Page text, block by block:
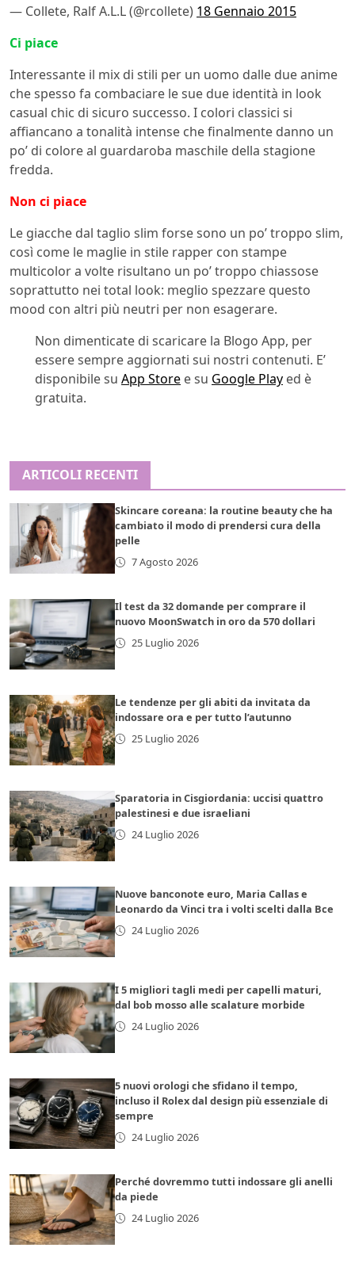
— Collete, Ralf A.L.L (@rcollete) 18 Gennaio 2015
Ci piace
Interessante il mix di stili per un uomo dalle due anime
che spesso fa combaciare le sue due identità in look
casual chic di sicuro successo. I colori classici si
affiancano a tonalità intense che finalmente danno un
po’ di colore al guardaroba maschile della stagione
fredda.
Non ci piace
Le giacche dal taglio slim forse sono un po’ troppo slim,
così come le maglie in stile rapper con stampe
multicolor a volte risultano un po’ troppo chiassose
soprattutto nei total look: meglio spezzare questo
mood con altri più neutri per non esagerare.
Non dimenticate di scaricare la Blogo App, per
essere sempre aggiornati sui nostri contenuti. E’
disponibile su App Store e su Google Play ed è
gratuita.
ARTICOLI RECENTI
Skincare coreana: la routine beauty che ha
cambiato il modo di prendersi cura della
pelle
7 Agosto 2026
Il test da 32 domande per comprare il
nuovo MoonSwatch in oro da 570 dollari
25 Luglio 2026
Le tendenze per gli abiti da invitata da
indossare ora e per tutto l’autunno
25 Luglio 2026
Sparatoria in Cisgiordania: uccisi quattro
palestinesi e due israeliani
24 Luglio 2026
Nuove banconote euro, Maria Callas e
Leonardo da Vinci tra i volti scelti dalla Bce
24 Luglio 2026
I 5 migliori tagli medi per capelli maturi,
dal bob mosso alle scalature morbide
24 Luglio 2026
5 nuovi orologi che sfidano il tempo,
incluso il Rolex dal design più essenziale di
sempre
24 Luglio 2026
Perché dovremmo tutti indossare gli anelli
da piede
24 Luglio 2026